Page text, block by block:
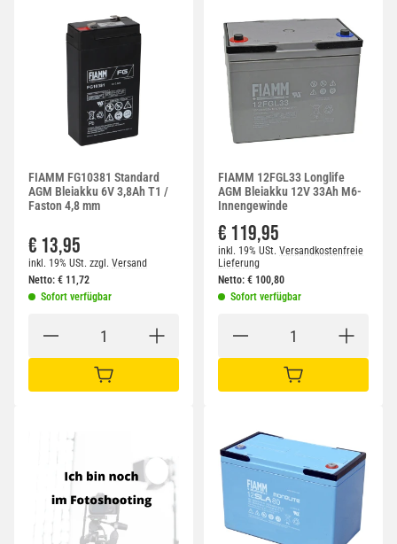
FIAMM FG10381 Standard
AGM Bleiakku 6V 3,8Ah T1 /
Faston 4,8 mm
€ 13,95
inkl. 19% USt. zzgl. Versand
Netto: € 11,72
Sofort verfügbar
IN DEN WARENKORB
FIAMM 12FGL33 Longlife
AGM Bleiakku 12V 33Ah M6-
Innengewinde
€ 119,95
inkl. 19% USt. Versandkostenfreie
Lieferung
Netto: € 100,80
Sofort verfügbar
IN DEN WARENKORB